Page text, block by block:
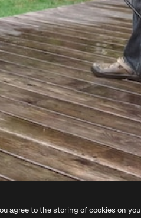
agree to the storing of cookies on